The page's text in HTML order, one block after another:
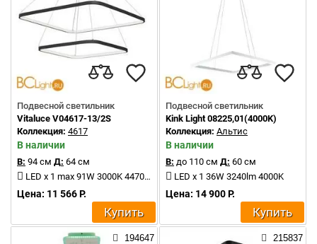
Подвесной светильник
Vitaluce V04617-13/2S
Коллекция: 4617
В наличии
В: 94 см Д: 64 см
LED x 1 max 91W 3000K 4470Lm
Цена: 11 566 Р.
Купить
Подвесной светильник
Kink Light 08225,01(4000K)
Коллекция: Альтис
В наличии
В: до 110 см Д: 60 см
LED x 1 36W 3240lm 4000K
Цена: 14 900 Р.
Купить
194647 215837